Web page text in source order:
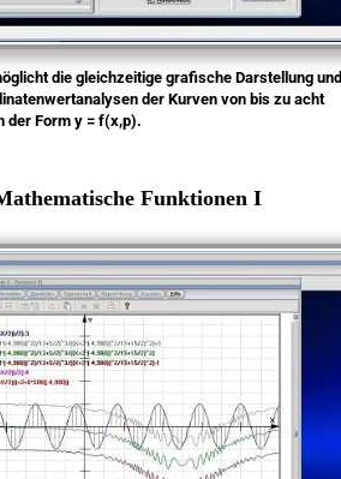
die gleichzeitige grafische Darstellung und
der Kurven von bis zu acht
der Form y = f(x,p).
Funktionen I